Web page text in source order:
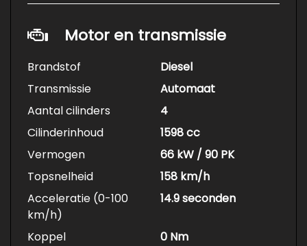
Motor en transmissie
Brandstof
Diesel
Transmissie
Automaat
Aantal cilinders
4
Cilinderinhoud
1598 cc
Vermogen
66 kW / 90 PK
Topsnelheid
158 km/h
Acceleratie (0-100
km/h)
14.9 seconden
Koppel
0 Nm